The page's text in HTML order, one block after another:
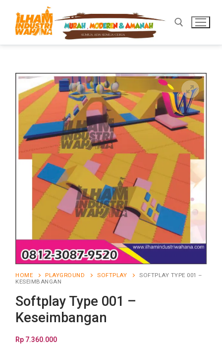
HOME PLAYGROUND SOFTPLAY
SOFTPLAY TYPE 001 –
KESEIMBANGAN
Softplay Type 001 –
Keseimbangan
Rp 7.360.000